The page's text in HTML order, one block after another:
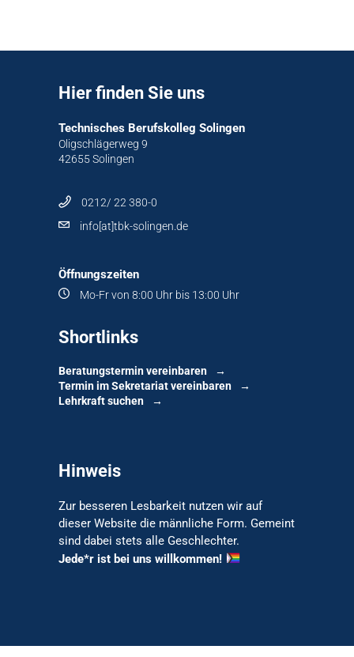
Hier finden Sie uns
Technisches Berufskolleg Solingen
Oligschlägerweg 9
42655 Solingen
0212/ 22 380-0
info[at]tbk-solingen.de
Öffnungszeiten
Mo-Fr von 8:00 Uhr bis 13:00 Uhr
Shortlinks
Beratungstermin vereinbaren
Termin im Sekretariat vereinbaren
Lehrkraft suchen
Hinweis
Zur besseren Lesbarkeit nutzen wir auf
dieser Website die männliche Form. Gemeint
sind dabei stets alle Geschlechter.
Jede*r ist bei uns willkommen!